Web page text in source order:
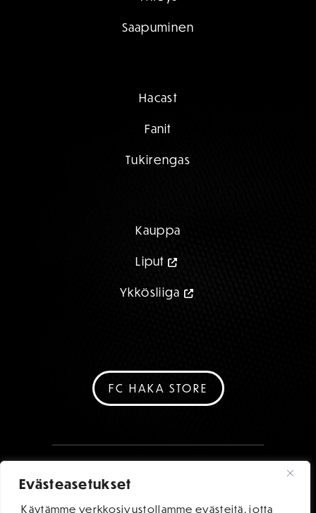
Evästeasetukset
Käytämme verkkosivustollamme evästeitä, jotta
Saapuminen
Hacast
Fanit
Tukirengas
Kauppa
Liput
Ykkösliiga
FC HAKA STORE